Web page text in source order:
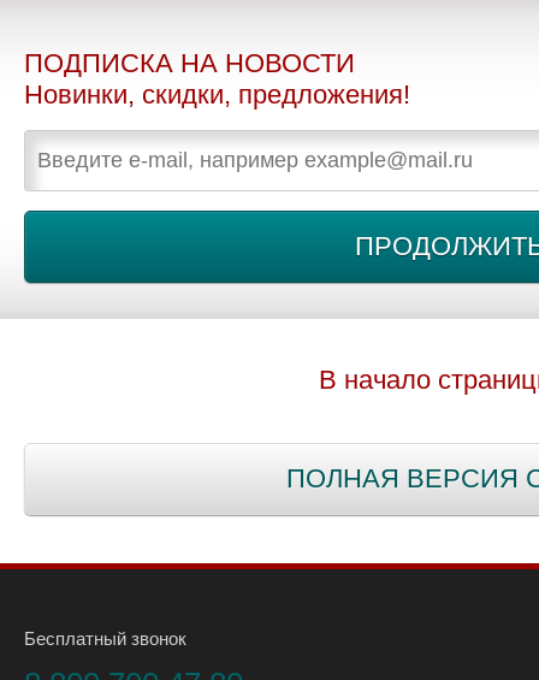
ПОДПИСКА НА НОВОСТИ
Новинки, скидки, предложения!
В начало
ПОЛНАЯ ВЕРСИЯ
Бесплатный звонок